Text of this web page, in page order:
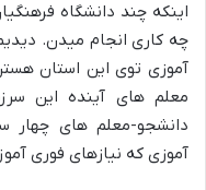
اینکه چند دانشگاه
آموزی توی این استان
معلم های آینده این
دانشجو-معلم های چهار
آموزی که نیازهای فوری